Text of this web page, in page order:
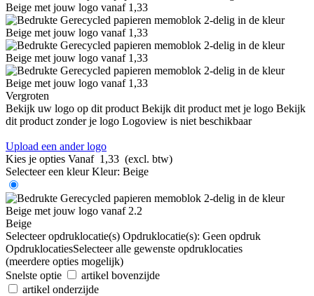
Vergroten
Bekijk uw logo op dit product Bekijk dit product met je logo Bekijk
dit product zonder je logo Logoview is niet beschikbaar
Upload een ander logo
Kies je opties Vanaf 1,33 (excl. btw)
Selecteer een kleur Kleur: Beige
Beige
Selecteer opdruklocatie(s) Opdruklocatie(s): Geen opdruk
OpdruklocatiesSelecteer alle gewenste opdruklocaties
(meerdere opties mogelijk)
Snelste optie
artikel bovenzijde
artikel onderzijde